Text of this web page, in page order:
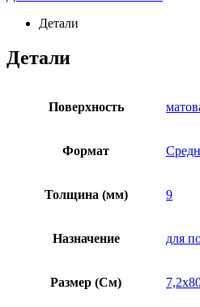
Детали
Детали
Поверхность
Формат
Толщина (мм) 9
Назначение для
Размер (См)